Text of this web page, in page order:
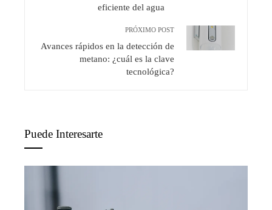
eficiente del agua
PRÓXIMO POST
Avances rápidos en la detección de
metano: ¿cuál es la clave
tecnológica?
Puede Interesarte